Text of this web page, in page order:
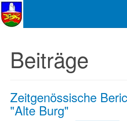
Beiträge
Zeitgenössische
"Alte Burg"